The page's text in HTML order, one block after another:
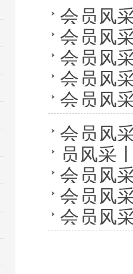
贸片区标
会员风
育培训
会员风
司“铝”出
会员风
量发展
会员风
速！
会员风
局签署战
会员风
产线建
员风采
技总经
会员风
产业”智
会员风
梁施工
会员风